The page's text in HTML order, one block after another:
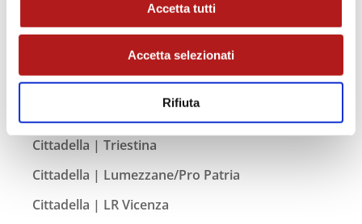
Accetta tutti
Accetta selezionati
Rifiuta
Cittadella | Novara
Cittadella | U. Brescia
Cittadella | Arzignano
Cittadella | Triestina
Cittadella | Lumezzane/Pro Patria
Cittadella | LR Vicenza